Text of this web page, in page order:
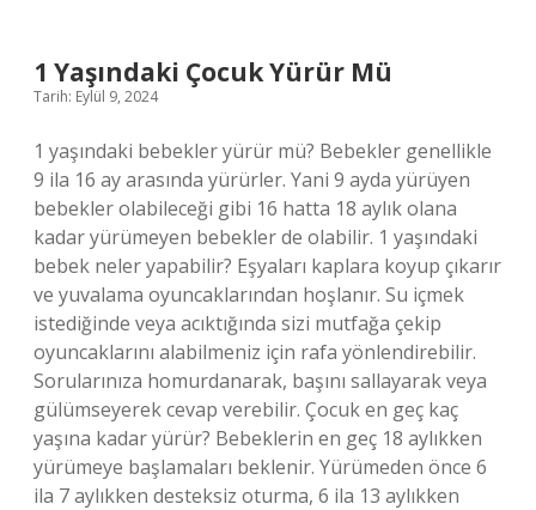
1 Yaşındaki Çocuk Yürür Mü
Tarih: Eylül 9, 2024
1 yaşındaki bebekler yürür mü? Bebekler genellikle
9 ila 16 ay arasında yürürler. Yani 9 ayda yürüyen
bebekler olabileceği gibi 16 hatta 18 aylık olana
kadar yürümeyen bebekler de olabilir. 1 yaşındaki
bebek neler yapabilir? Eşyaları kaplara koyup çıkarır
ve yuvalama oyuncaklarından hoşlanır. Su içmek
istediğinde veya acıktığında sizi mutfağa çekip
oyuncaklarını alabilmeniz için rafa yönlendirebilir.
Sorularınıza homurdanarak, başını sallayarak veya
gülümseyerek cevap verebilir. Çocuk en geç kaç
yaşına kadar yürür? Bebeklerin en geç 18 aylıkken
yürümeye başlamaları beklenir. Yürümeden önce 6
ila 7 aylıkken desteksiz oturma, 6 ila 13 aylıkken